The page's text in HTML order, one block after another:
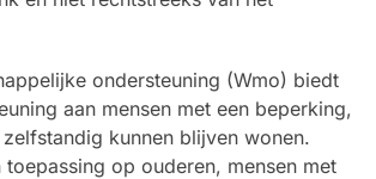
ondersteuning (Wmo) biedt
aan mensen met een beperking,
kunnen blijven wonen.
toepassing op ouderen, mensen met